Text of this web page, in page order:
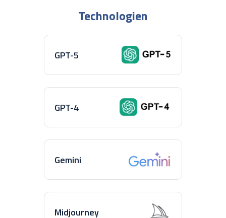
Technologien
GPT-5
GPT-4
Gemini
Midjourney